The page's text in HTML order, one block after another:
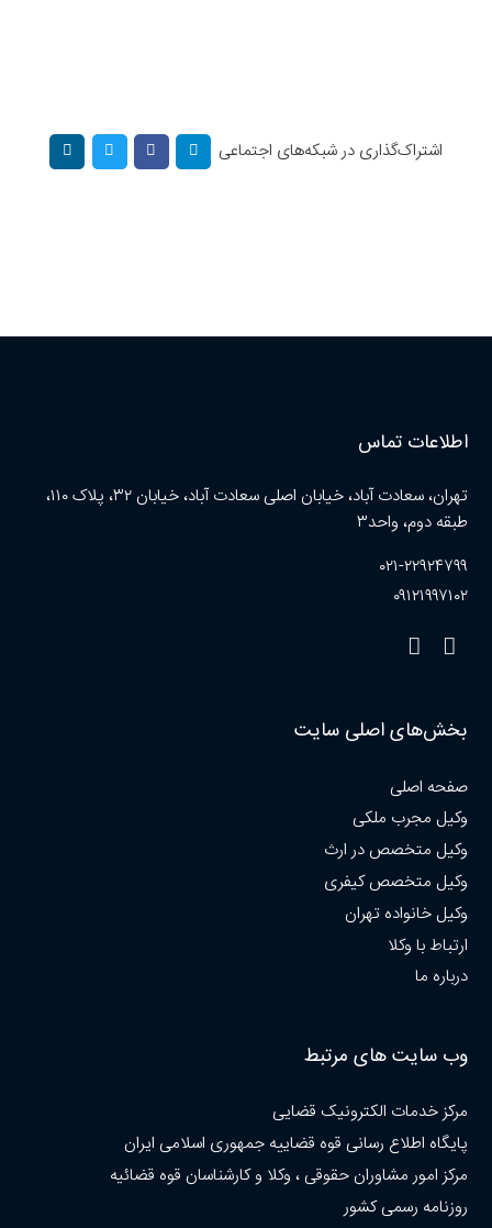
اشتراک‌گذاری در شبکه‌های اجتماعی
اطلاعات تماس
تهران، سعادت آباد، خیابان اصلی سعادت آباد، خیابان ۳۲، پلاک ۱۱۰،
طبقه دوم، واحد۳
۰۲۱-۲۲۹۲۴۷۹۹
۰۹۱۲۱۹۹۷۱۰۲
بخش‌های اصلی سایت
صفحه اصلی
وکیل مجرب ملکی
وکیل متخصص در ارث
وکیل متخصص کیفری
وکیل خانواده تهران
ارتباط با وکلا
درباره ما
وب سایت های مرتبط
مرکز خدمات الکترونیک قضایی
پایگاه اطلاع رسانی قوه قضاییه جمهوری اسلامی ایران
مرکز امور مشاوران حقوقی ، وکلا و کارشناسان قوه قضائیه
روزنامه رسمی کشور